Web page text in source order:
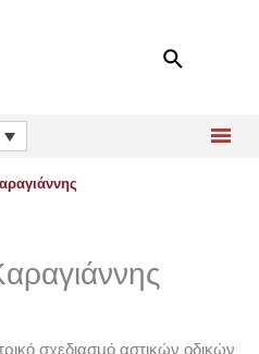
σχεδιασμό αστικών οδικών